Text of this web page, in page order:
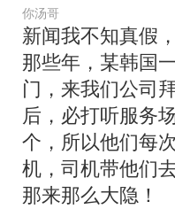
你汤哥
新闻我不知真假
那些年，某韩国
门，来我们公司
后，必打听服务
个，所以他们每
机，司机带他们
那来那么大隐！